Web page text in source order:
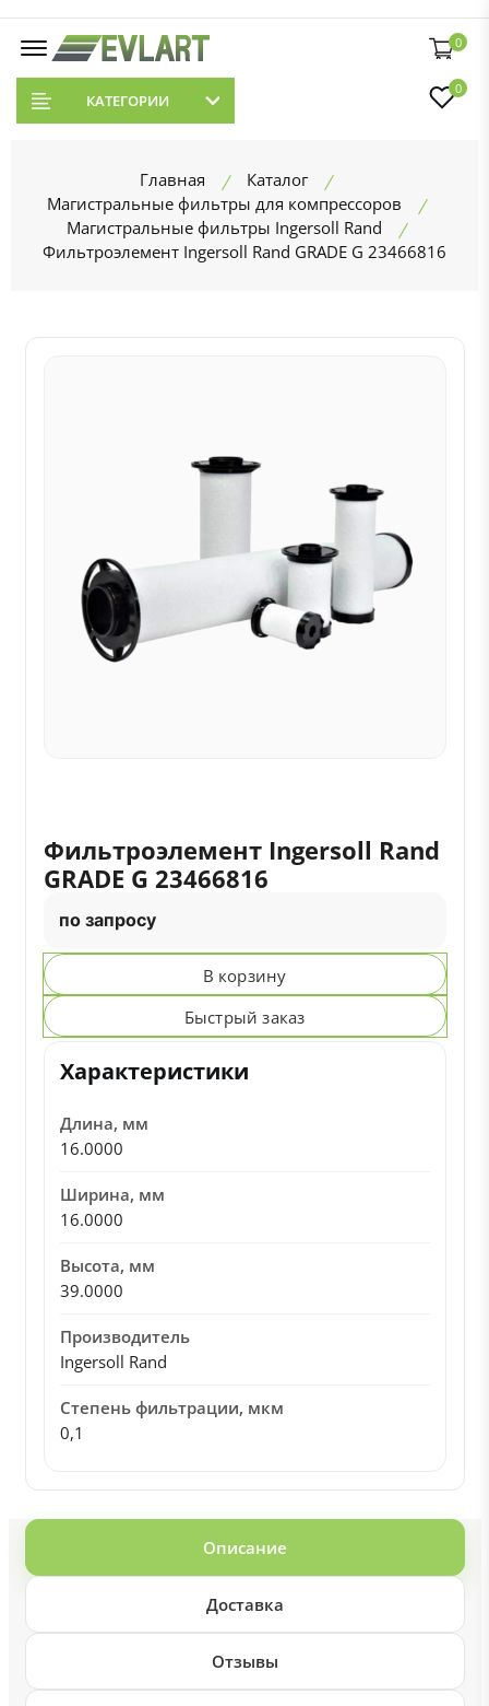
0
КАТЕГОРИИ
0
Главная
Каталог
Магистральные фильтры для компрессоров
Магистральные фильтры Ingersoll Rand
Фильтроэлемент Ingersoll Rand GRADE G 23466816
Фильтроэлемент Ingersoll Rand
GRADE G 23466816
по запросу
В корзину
Быстрый заказ
Характеристики
Длина, мм
16.0000
Ширина, мм
16.0000
Высота, мм
39.0000
Производитель
Ingersoll Rand
Степень фильтрации, мкм
0,1
Описание
Доставка
Отзывы